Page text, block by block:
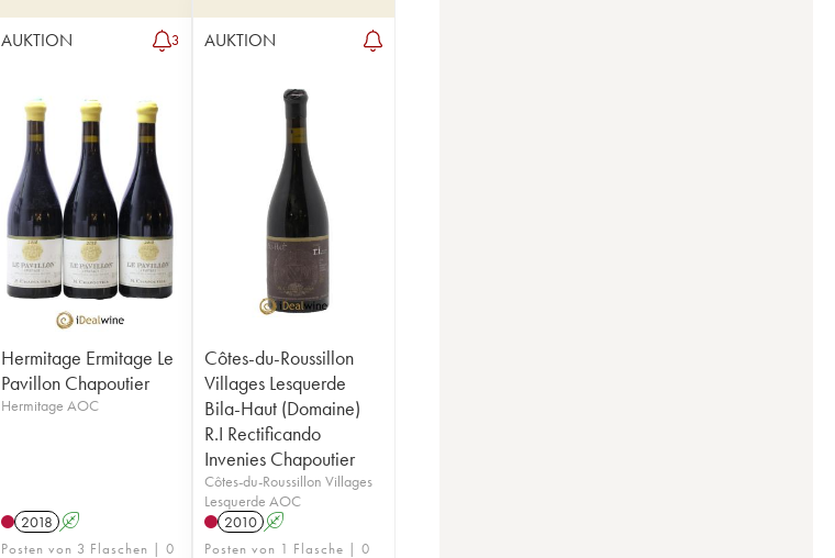
AUKTION 3
Hermitage Ermitage Le
Pavillon Chapoutier
Hermitage AOC
2018 A
Posten von 3 Flaschen | 0
AUKTION
Côtes-du-Roussillon
Villages Lesquerde
Bila-Haut (Domaine)
R.I Rectificando
Invenies Chapoutier
Côtes-du-Roussillon Villages
Lesquerde AOC
2010 A
Posten von 1 Flasche | 0